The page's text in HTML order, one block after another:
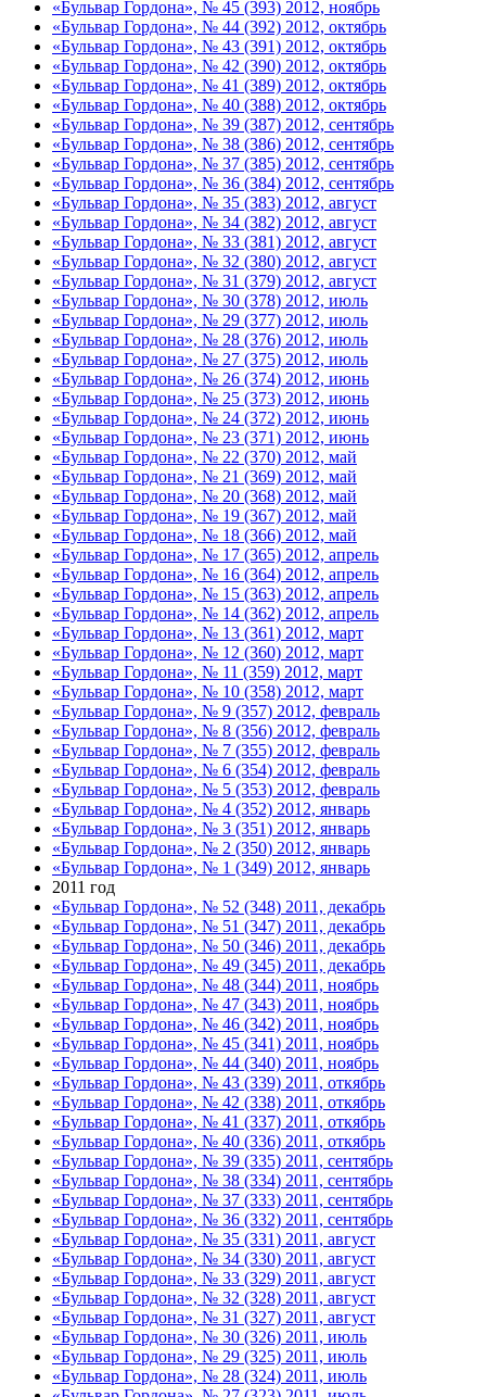
«Бульвар Гордона», № 45 (393) 2012, ноябрь
«Бульвар Гордона», № 44 (392) 2012, октябрь
«Бульвар Гордона», № 43 (391) 2012, октябрь
«Бульвар Гордона», № 42 (390) 2012, октябрь
«Бульвар Гордона», № 41 (389) 2012, октябрь
«Бульвар Гордона», № 40 (388) 2012, октябрь
«Бульвар Гордона», № 39 (387) 2012, сентябрь
«Бульвар Гордона», № 38 (386) 2012, сентябрь
«Бульвар Гордона», № 37 (385) 2012, сентябрь
«Бульвар Гордона», № 36 (384) 2012, сентябрь
«Бульвар Гордона», № 35 (383) 2012, август
«Бульвар Гордона», № 34 (382) 2012, август
«Бульвар Гордона», № 33 (381) 2012, август
«Бульвар Гордона», № 32 (380) 2012, август
«Бульвар Гордона», № 31 (379) 2012, август
«Бульвар Гордона», № 30 (378) 2012, июль
«Бульвар Гордона», № 29 (377) 2012, июль
«Бульвар Гордона», № 28 (376) 2012, июль
«Бульвар Гордона», № 27 (375) 2012, июль
«Бульвар Гордона», № 26 (374) 2012, июнь
«Бульвар Гордона», № 25 (373) 2012, июнь
«Бульвар Гордона», № 24 (372) 2012, июнь
«Бульвар Гордона», № 23 (371) 2012, июнь
«Бульвар Гордона», № 22 (370) 2012, май
«Бульвар Гордона», № 21 (369) 2012, май
«Бульвар Гордона», № 20 (368) 2012, май
«Бульвар Гордона», № 19 (367) 2012, май
«Бульвар Гордона», № 18 (366) 2012, май
«Бульвар Гордона», № 17 (365) 2012, апрель
«Бульвар Гордона», № 16 (364) 2012, апрель
«Бульвар Гордона», № 15 (363) 2012, апрель
«Бульвар Гордона», № 14 (362) 2012, апрель
«Бульвар Гордона», № 13 (361) 2012, март
«Бульвар Гордона», № 12 (360) 2012, март
«Бульвар Гордона», № 11 (359) 2012, март
«Бульвар Гордона», № 10 (358) 2012, март
«Бульвар Гордона», № 9 (357) 2012, февраль
«Бульвар Гордона», № 8 (356) 2012, февраль
«Бульвар Гордона», № 7 (355) 2012, февраль
«Бульвар Гордона», № 6 (354) 2012, февраль
«Бульвар Гордона», № 5 (353) 2012, февраль
«Бульвар Гордона», № 4 (352) 2012, январь
«Бульвар Гордона», № 3 (351) 2012, январь
«Бульвар Гордона», № 2 (350) 2012, январь
«Бульвар Гордона», № 1 (349) 2012, январь
2011 год
«Бульвар Гордона», № 52 (348) 2011, декабрь
«Бульвар Гордона», № 51 (347) 2011, декабрь
«Бульвар Гордона», № 50 (346) 2011, декабрь
«Бульвар Гордона», № 49 (345) 2011, декабрь
«Бульвар Гордона», № 48 (344) 2011, ноябрь
«Бульвар Гордона», № 47 (343) 2011, ноябрь
«Бульвар Гордона», № 46 (342) 2011, ноябрь
«Бульвар Гордона», № 45 (341) 2011, ноябрь
«Бульвар Гордона», № 44 (340) 2011, ноябрь
«Бульвар Гордона», № 43 (339) 2011, откябрь
«Бульвар Гордона», № 42 (338) 2011, откябрь
«Бульвар Гордона», № 41 (337) 2011, откябрь
«Бульвар Гордона», № 40 (336) 2011, откябрь
«Бульвар Гордона», № 39 (335) 2011, сентябрь
«Бульвар Гордона», № 38 (334) 2011, сентябрь
«Бульвар Гордона», № 37 (333) 2011, сентябрь
«Бульвар Гордона», № 36 (332) 2011, сентябрь
«Бульвар Гордона», № 35 (331) 2011, август
«Бульвар Гордона», № 34 (330) 2011, август
«Бульвар Гордона», № 33 (329) 2011, август
«Бульвар Гордона», № 32 (328) 2011, август
«Бульвар Гордона», № 31 (327) 2011, август
«Бульвар Гордона», № 30 (326) 2011, июль
«Бульвар Гордона», № 29 (325) 2011, июль
«Бульвар Гордона», № 28 (324) 2011, июль